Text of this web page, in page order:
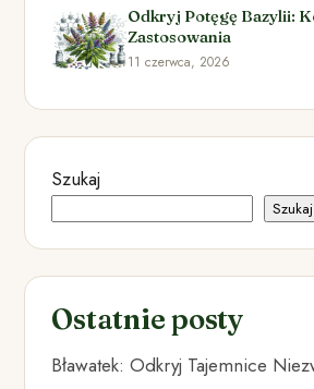
Odkryj Potęgę Bazylii:
Zastosowania
11 czerwca, 2026
Szukaj
Szukaj
Ostatnie posty
Bławatek: Odkryj Tajemnice